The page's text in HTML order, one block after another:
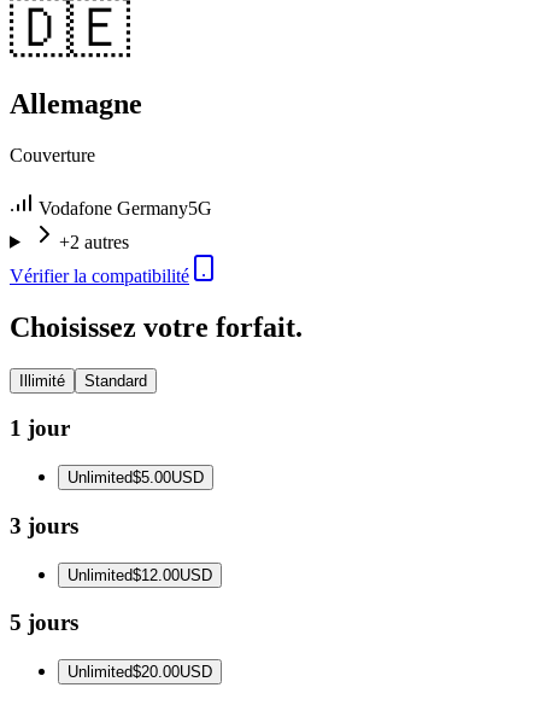
🇩🇪
Allemagne
Couverture
Vodafone Germany5G
+2 autres
Vérifier la compatibilité
Choisissez votre forfait.
Illimité Standard
1 jour
Unlimited$5.00USD
3 jours
Unlimited$12.00USD
5 jours
Unlimited$20.00USD